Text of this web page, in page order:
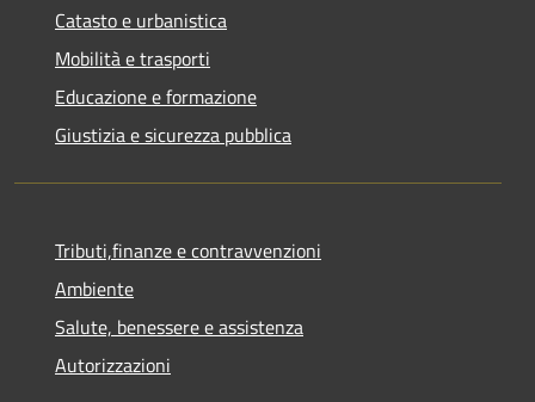
Catasto e urbanistica
Mobilità e trasporti
Educazione e formazione
Giustizia e sicurezza pubblica
Tributi,finanze e contravvenzioni
Ambiente
Salute, benessere e assistenza
Autorizzazioni